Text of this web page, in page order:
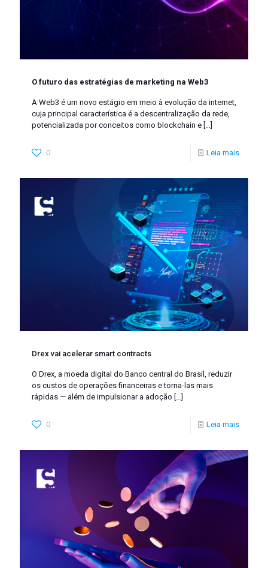
O futuro das estratégias de marketing na Web3
A Web3 é um novo estágio em meio à evolução da internet,
cuja principal característica é a descentralização da rede,
potencializada por conceitos como blockchain e
0 Leia mais
Drex vai acelerar smart contracts
O Drex, a moeda digital do Banco central do Brasil, reduzir
os custos de operações financeiras e torna-las mais
rápidas — além de impulsionar a adoção […]
0 Leia mais